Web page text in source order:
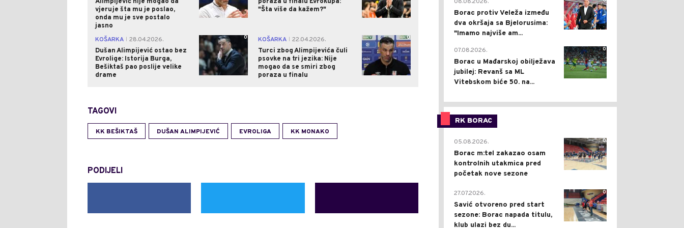
vjeruje šta mu je poslao,
onda mu je sve postalo
jasno
"Šta više da kažem?"
KOŠARKA
28.04.2026.
Dušan Alimpijević ostao bez
Evrolige: Istorija Burga,
Bešiktaš pao poslije velike
drame
0 KOŠARKA
22.04.2026.
Turci zbog Alimpijevića čuli
psovke na tri jezika: Nije
mogao da se smiri zbog
poraza u finalu
0
TAGOVI
KK BEŠIKTAŠ DUŠAN ALIMPIJEVIĆ EVROLIGA KK MONAKO
PODIJELI
Borac protiv Veleža između
dva okršaja sa Bjelorusima:
"Imamo najviše am...
0
07.08.2026.
Borac u Mađarskoj obilježava
jubilej: Revanš sa ML
Vitebskom biće 50. na...
RK BORAC
0
05.08.2026.
Borac m:tel zakazao osam
kontrolnih utakmica pred
početak nove sezone
0
27.07.2026.
Savić otvoreno pred start
sezone: Borac napada titulu,
klub ulazi bez du...